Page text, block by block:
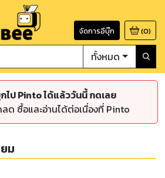
จัดการอีบุ๊ก (0)
ทั้งหมด
ไป Pinto ได้แล้ววันนี้ กดเลย
ด ซื้อและอ่านได้ต่อเนื่องที่ Pinto
ม